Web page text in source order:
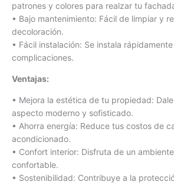
patrones y colores para realzar tu
• Bajo mantenimiento: Fácil de limpiar y
decoloración.
• Fácil instalación: Se instala
complicaciones.
Ventajas:
• Mejora la estética de tu propiedad:
aspecto moderno y sofisticado.
• Ahorra energía: Reduce tus costos de
acondicionado.
• Confort interior: Disfruta de un
confortable.
• Sostenibilidad: Contribuye a la